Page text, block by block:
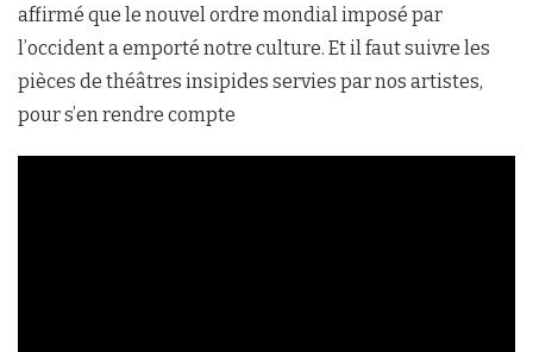
affirmé que le nouvel ordre mondial imposé par
l’occident a emporté notre culture. Et il faut suivre les
pièces de théâtres insipides servies par nos artistes,
pour s’en rendre compte